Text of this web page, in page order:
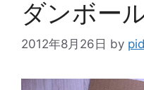
ダンボー
2012年8月26日 by